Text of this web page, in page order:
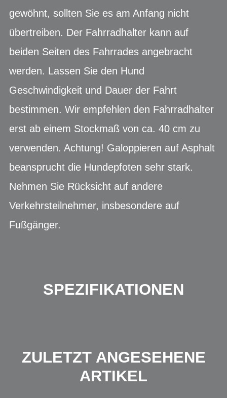
gewöhnt, sollten Sie es am Anfang nicht
übertreiben. Der Fahrradhalter kann auf
beiden Seiten des Fahrrades angebracht
werden. Lassen Sie den Hund
Geschwindigkeit und Dauer der Fahrt
bestimmen. Wir empfehlen den Fahrradhalter
erst ab einem Stockmaß von ca. 40 cm zu
verwenden. Achtung! Galoppieren auf Asphalt
beansprucht die Hundepfoten sehr stark.
Nehmen Sie Rücksicht auf andere
Verkehrsteilnehmer, insbesondere auf
Fußgänger.
SPEZIFIKATIONEN
ZULETZT ANGESEHENE
ARTIKEL